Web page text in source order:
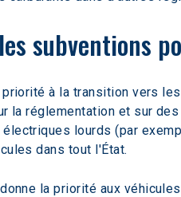
subventions
à la transition vers
la réglementation et sur
lourds (par
dans tout l'État.
la priorité aux